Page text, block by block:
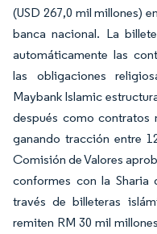
(USD 267,0 mil millones)
banca nacional. La
automáticamente las
las obligaciones
Maybank Islamic
después como contratos
ganando tracción entre
Comisión de Valores
conformes con la Sharia
través de billeteras
remiten RM 30 mil